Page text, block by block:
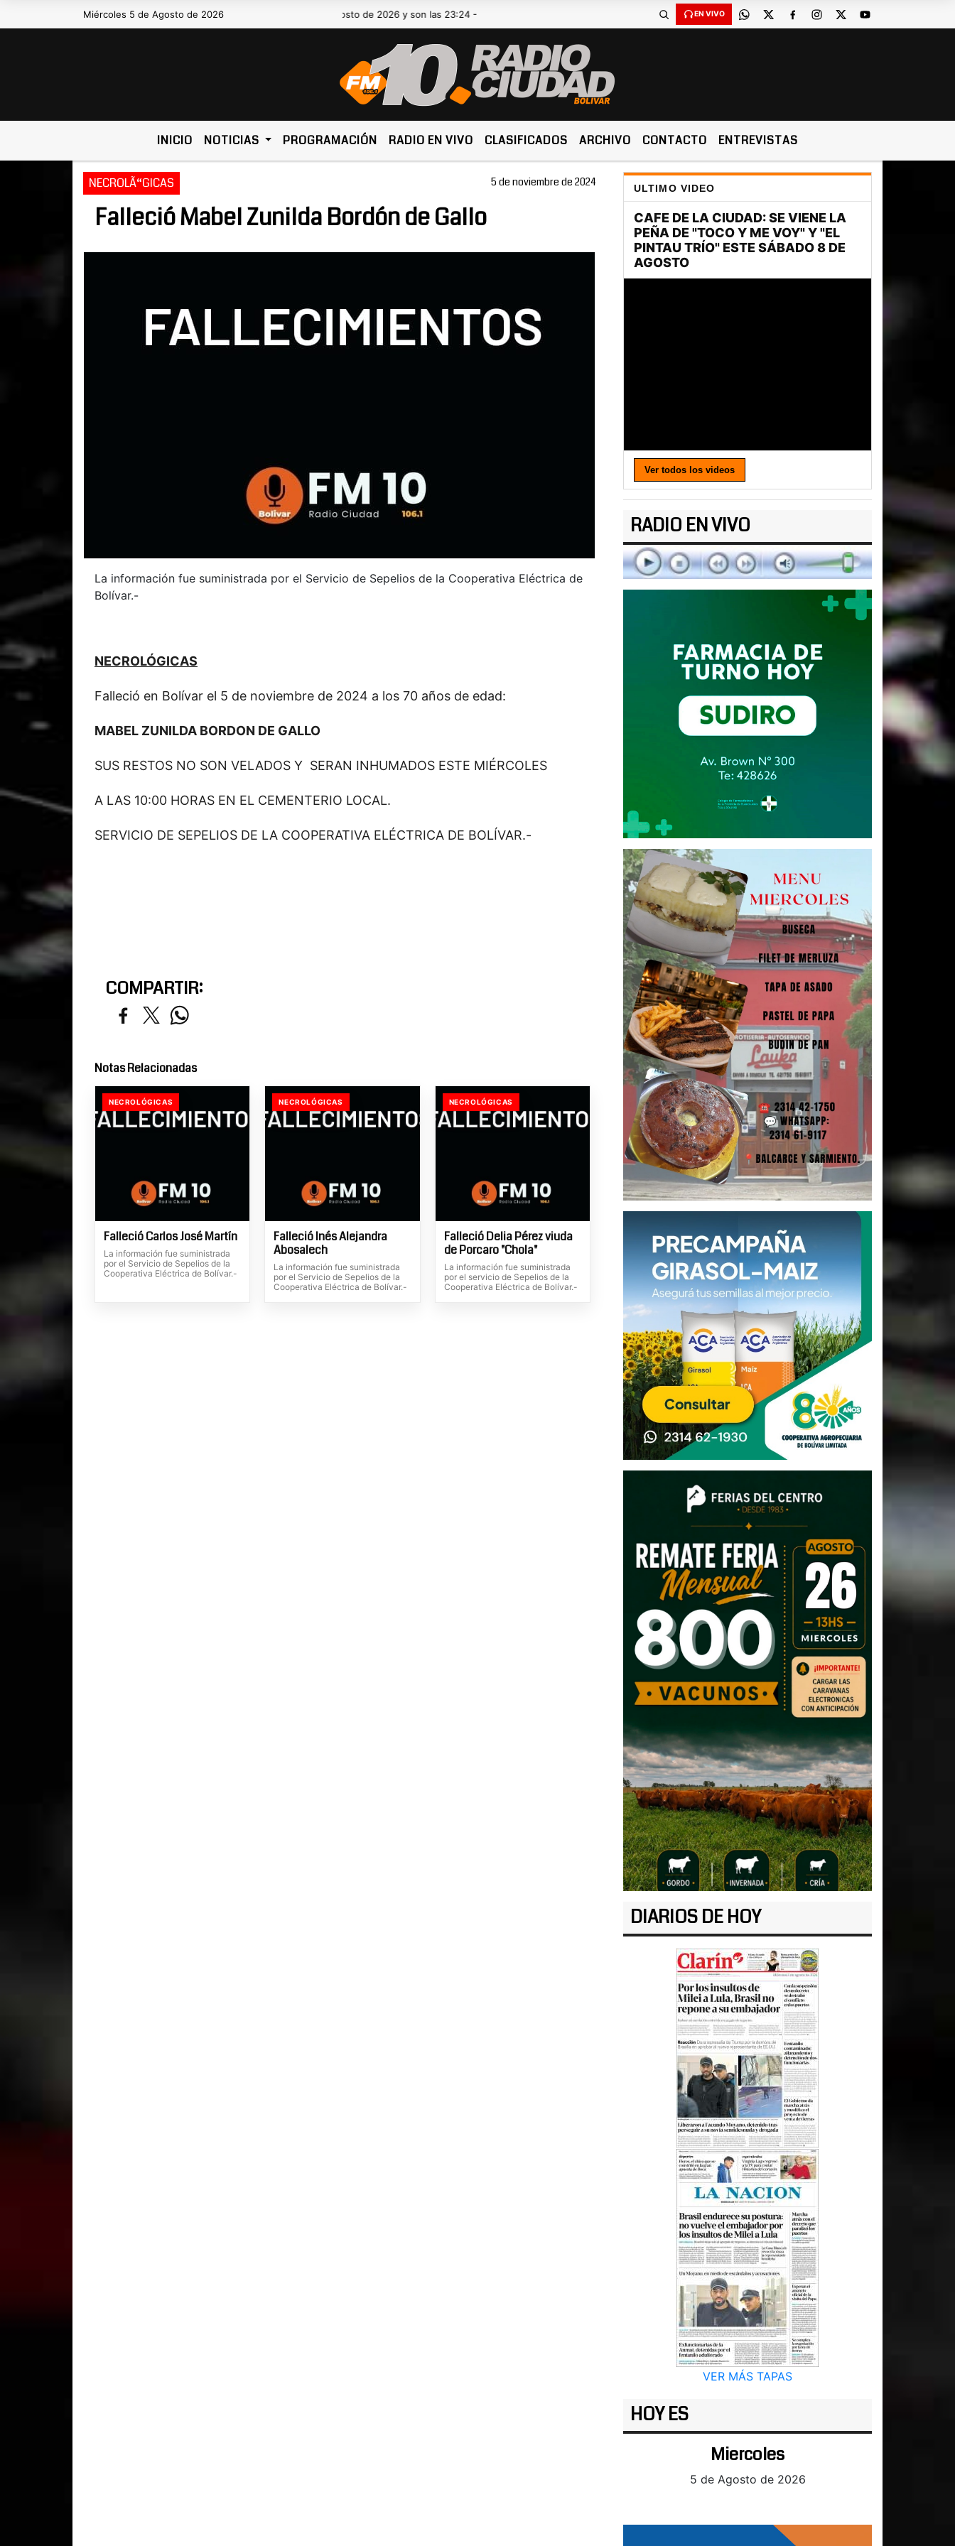
Miércoles 5 de Agosto de 2026Hoy es Miércoles 5 de Agosto de 2026 y son las 23:24 - EN VIVO
INICIO NOTICIAS PROGRAMACIÓN RADIO EN VIVO CLASIFICADOS ARCHIVO CONTACTO ENTREVISTAS
NECROLÃ“GICAS 5 de noviembre de 2024
Falleció Mabel Zunilda Bordón de Gallo
La información fue suministrada por el Servicio de Sepelios de la Cooperativa Eléctrica de
Bolívar.-
NECROLÓGICAS
Falleció en Bolívar el 5 de noviembre de 2024 a los 70 años de edad:
MABEL ZUNILDA BORDON DE GALLO
SUS RESTOS NO SON VELADOS Y SERAN INHUMADOS ESTE MIÉRCOLES
A LAS 10:00 HORAS EN EL CEMENTERIO LOCAL.
SERVICIO DE SEPELIOS DE LA COOPERATIVA ELÉCTRICA DE BOLÍVAR.-
COMPARTIR:
Notas Relacionadas
NECROLÓGICAS
Falleció Carlos José Martín
La información fue suministrada
por el Servicio de Sepelios de la
Cooperativa Eléctrica de Bolívar.-
NECROLÓGICAS
Falleció Inés Alejandra
Abosalech
La información fue suministrada
por el Servicio de Sepelios de la
Cooperativa Eléctrica de Bolívar.-
NECROLÓGICAS
Falleció Delia Pérez viuda
de Porcaro "Chola"
La información fue suministrada
por el servicio de Sepelios de la
Cooperativa Eléctrica de Bolívar.-
ULTIMO VIDEO
Ver todos los videos
RADIO EN VIVO
DIARIOS DE HOY
VER MÁS TAPAS
HOY ES
Miercoles
5 de Agosto de 2026